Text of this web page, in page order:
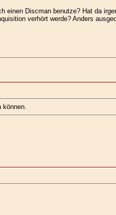
einen Discman benutze? Hat da
verhört werde? Anders
können.